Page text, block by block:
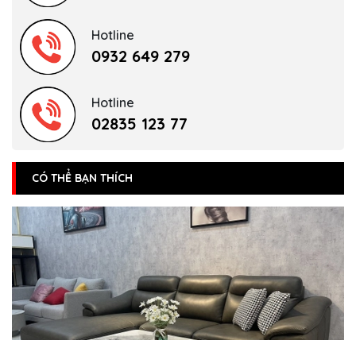
Hotline
0932 649 279
Hotline
02835 123 77
CÓ THỂ BẠN THÍCH